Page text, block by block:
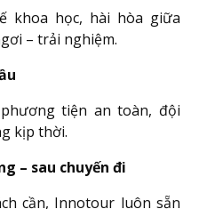
khoa học, hài hòa giữa
– trải nghiệm.
tiện an toàn, đội
kịp thời.
– sau chuyến đi
cần, Innotour luôn sẵn